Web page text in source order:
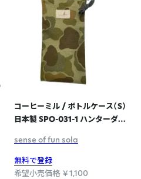
コーヒーミル / ボトルケース（S）
日本製 SPO-031-1 ハンターダッ
sense of fun sola
無料で登録
希望小売価格 ￥1,100